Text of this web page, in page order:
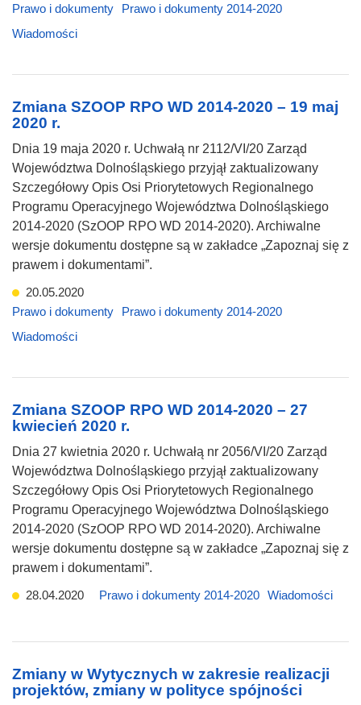
Prawo i dokumenty
Prawo i dokumenty 2014-2020
Wiadomości
Zmiana SZOOP RPO WD 2014-2020 – 19 maj
2020 r.
Dnia 19 maja 2020 r. Uchwałą nr 2112/VI/20 Zarząd
Województwa Dolnośląskiego przyjął zaktualizowany
Szczegółowy Opis Osi Priorytetowych Regionalnego
Programu Operacyjnego Województwa Dolnośląskiego
2014-2020 (SzOOP RPO WD 2014-2020). Archiwalne
wersje dokumentu dostępne są w zakładce „Zapoznaj się z
prawem i dokumentami”.
20.05.2020
Prawo i dokumenty
Prawo i dokumenty 2014-2020
Wiadomości
Zmiana SZOOP RPO WD 2014-2020 – 27
kwiecień 2020 r.
Dnia 27 kwietnia 2020 r. Uchwałą nr 2056/VI/20 Zarząd
Województwa Dolnośląskiego przyjął zaktualizowany
Szczegółowy Opis Osi Priorytetowych Regionalnego
Programu Operacyjnego Województwa Dolnośląskiego
2014-2020 (SzOOP RPO WD 2014-2020). Archiwalne
wersje dokumentu dostępne są w zakładce „Zapoznaj się z
prawem i dokumentami”.
28.04.2020
Prawo i dokumenty 2014-2020 Wiadomości
Zmiany w Wytycznych w zakresie realizacji
projektów, zmiany w polityce spójności